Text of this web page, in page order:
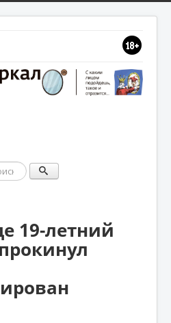
19-летний